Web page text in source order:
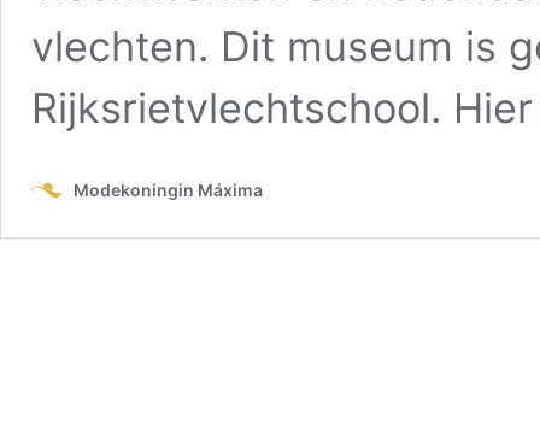
vlechten. Dit museum is
Rijksrietvlechtschool.
Modekoningin Máxima